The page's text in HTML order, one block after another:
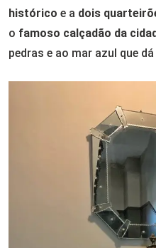
histórico e a dois
o famoso calçadão da
pedras e ao mar azul que